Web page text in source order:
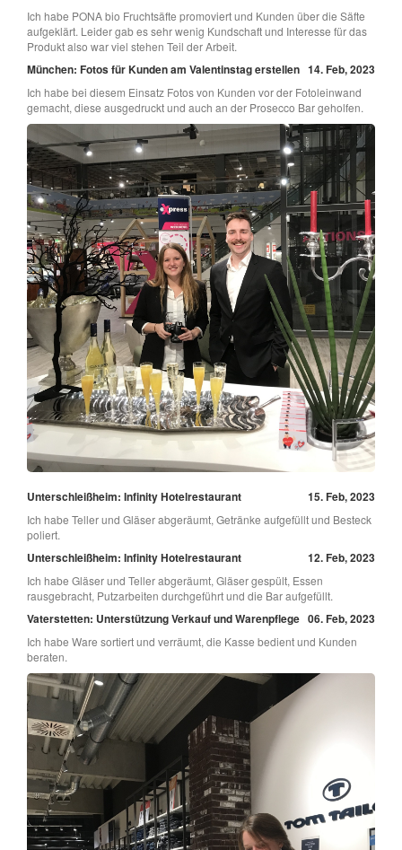
Ich habe PONA bio Fruchtsäfte promoviert und Kunden über die Säfte
aufgeklärt. Leider gab es sehr wenig Kundschaft und Interesse für das
Produkt also war viel stehen Teil der Arbeit.
München: Fotos für Kunden am Valentinstag erstellen 14. Feb, 2023
Ich habe bei diesem Einsatz Fotos von Kunden vor der Fotoleinwand
gemacht, diese ausgedruckt und auch an der Prosecco Bar geholfen.
Unterschleißheim: Infinity Hotelrestaurant 15. Feb, 2023
Ich habe Teller und Gläser abgeräumt, Getränke aufgefüllt und Besteck
poliert.
Unterschleißheim: Infinity Hotelrestaurant 12. Feb, 2023
Ich habe Gläser und Teller abgeräumt, Gläser gespült, Essen
rausgebracht, Putzarbeiten durchgeführt und die Bar aufgefüllt.
Vaterstetten: Unterstützung Verkauf und Warenpflege 06. Feb, 2023
Ich habe Ware sortiert und verräumt, die Kasse bedient und Kunden
beraten.